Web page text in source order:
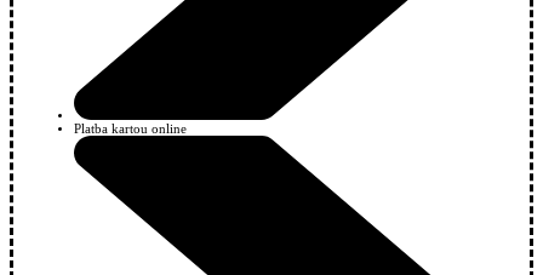
Platba kartou online